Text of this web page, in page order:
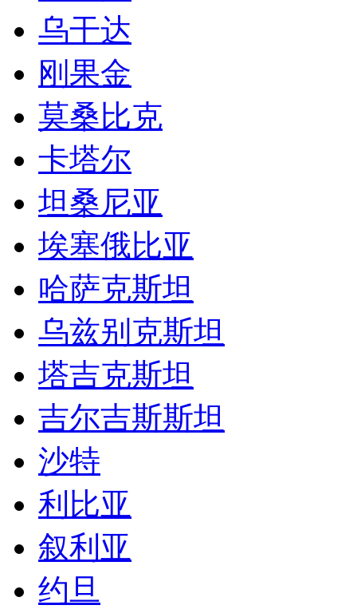
乌干达
刚果金
莫桑比克
卡塔尔
坦桑尼亚
埃塞俄比亚
哈萨克斯坦
乌兹别克斯坦
塔吉克斯坦
吉尔吉斯斯坦
沙特
利比亚
叙利亚
约旦